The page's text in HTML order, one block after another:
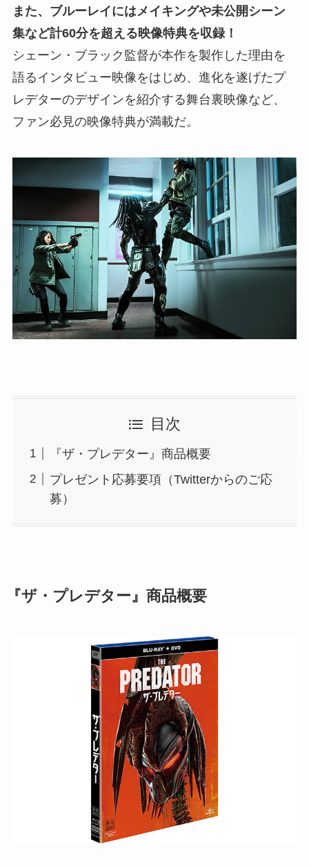
また、ブルーレイにはメイキングや未公開シーン
集など計60分を超える映像特典を収録！
シェーン・ブラック監督が本作を製作した理由を
語るインタビュー映像をはじめ、進化を遂げたプ
レデターのデザインを紹介する舞台裏映像など、
ファン必見の映像特典が満載だ。
目次
『ザ・プレデター』商品概要
プレゼント応募要項（Twitterからのご応
募）
『ザ・プレデター』商品概要